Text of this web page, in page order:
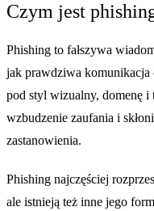
Czym jest
Phishing to fałszywa
jak prawdziwa komunikacja
pod styl wizualny, domenę i
wzbudzenie zaufania i
zastanowienia.
Phishing najczęściej
ale istnieją też inne jego